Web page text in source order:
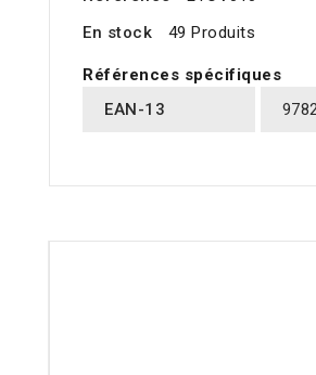
En stock
49 Produits
Références spécifiques
EAN-13